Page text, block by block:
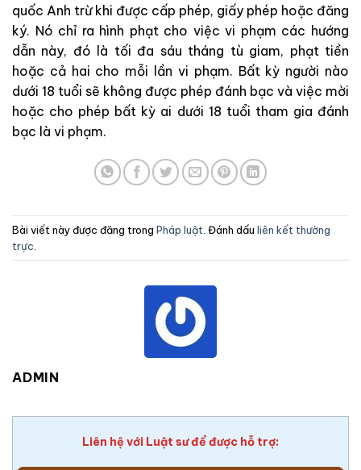
quốc Anh trừ khi được cấp phép, giấy phép hoặc đăng
ký. Nó chỉ ra hình phạt cho việc vi phạm các hướng
dẫn này, đó là tối đa sáu tháng tù giam, phạt tiền
hoặc cả hai cho mỗi lần vi phạm. Bất kỳ người nào
dưới 18 tuổi sẽ không được phép đánh bạc và việc mời
hoặc cho phép bất kỳ ai dưới 18 tuổi tham gia đánh
bạc là vi phạm.
Bài viết này được đăng trong Pháp luật . Đánh dấu liên kết thường
trực
ADMIN
Liên hệ với Luật sư để được hỗ trợ: